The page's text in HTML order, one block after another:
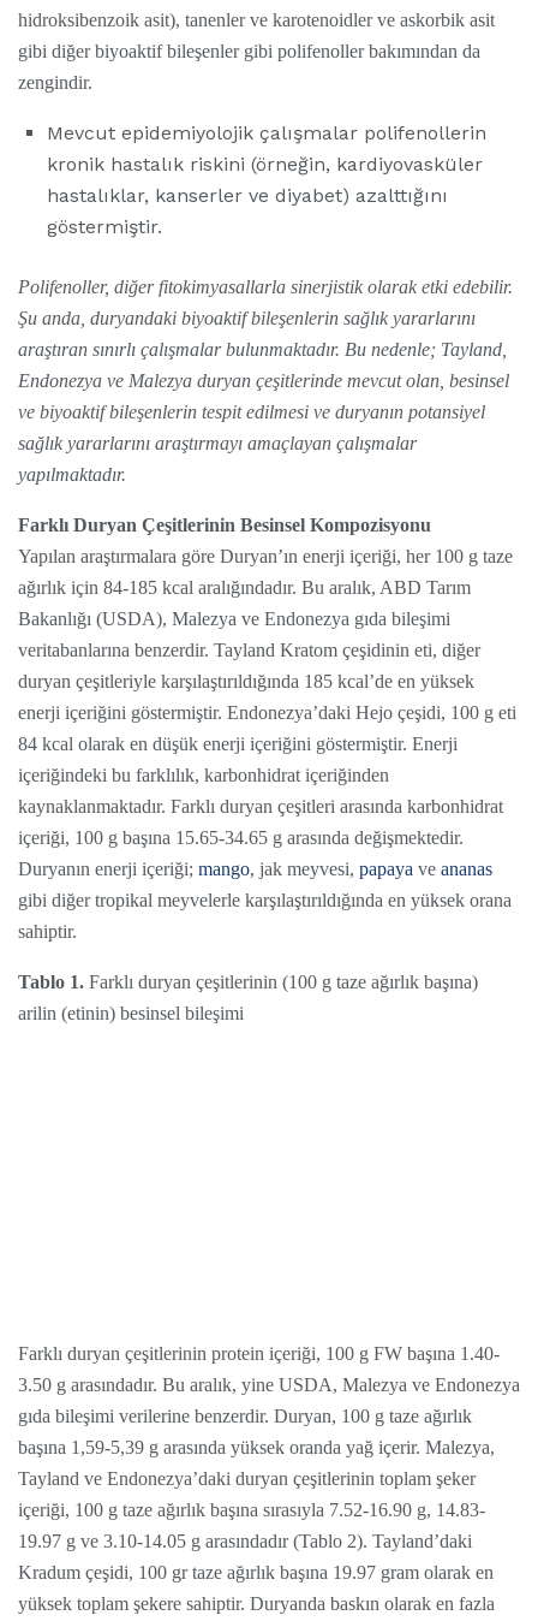
hidroksibenzoik asit), tanenler ve karotenoidler ve askorbik asit
gibi diğer biyoaktif bileşenler gibi polifenoller bakımından da
zengindir.
Mevcut epidemiyolojik çalışmalar polifenollerin
kronik hastalık riskini (örneğin, kardiyovasküler
hastalıklar, kanserler ve diyabet) azalttığını
göstermiştir.
Polifenoller, diğer fitokimyasallarla sinerjistik olarak etki edebilir.
Şu anda, duryandaki biyoaktif bileşenlerin sağlık yararlarını
araştıran sınırlı çalışmalar bulunmaktadır. Bu nedenle; Tayland,
Endonezya ve Malezya duryan çeşitlerinde mevcut olan, besinsel
ve biyoaktif bileşenlerin tespit edilmesi ve duryanın potansiyel
sağlık yararlarını araştırmayı amaçlayan çalışmalar
yapılmaktadır.
Farklı Duryan Çeşitlerinin Besinsel Kompozisyonu
Yapılan araştırmalara göre Duryan’ın enerji içeriği, her 100 g taze
ağırlık için 84-185 kcal aralığındadır. Bu aralık, ABD Tarım
Bakanlığı (USDA), Malezya ve Endonezya gıda bileşimi
veritabanlarına benzerdir. Tayland Kratom çeşidinin eti, diğer
duryan çeşitleriyle karşılaştırıldığında 185 kcal’de en yüksek
enerji içeriğini göstermiştir. Endonezya’daki Hejo çeşidi, 100 g eti
84 kcal olarak en düşük enerji içeriğini göstermiştir. Enerji
içeriğindeki bu farklılık, karbonhidrat içeriğinden
kaynaklanmaktadır. Farklı duryan çeşitleri arasında karbonhidrat
içeriği, 100 g başına 15.65-34.65 g arasında değişmektedir.
Duryanın enerji içeriği; mango, jak meyvesi, papaya ve ananas
gibi diğer tropikal meyvelerle karşılaştırıldığında en yüksek orana
sahiptir.
Tablo 1. Farklı duryan çeşitlerinin (100 g taze ağırlık başına)
arilin (etinin) besinsel bileşimi
Farklı duryan çeşitlerinin protein içeriği, 100 g FW başına 1.40-
3.50 g arasındadır. Bu aralık, yine USDA, Malezya ve Endonezya
gıda bileşimi verilerine benzerdir. Duryan, 100 g taze ağırlık
başına 1,59-5,39 g arasında yüksek oranda yağ içerir. Malezya,
Tayland ve Endonezya’daki duryan çeşitlerinin toplam şeker
içeriği, 100 g taze ağırlık başına sırasıyla 7.52-16.90 g, 14.83-
19.97 g ve 3.10-14.05 g arasındadır (Tablo 2). Tayland’daki
Kradum çeşidi, 100 gr taze ağırlık başına 19.97 gram olarak en
yüksek toplam şekere sahiptir. Duryanda baskın olarak en fazla